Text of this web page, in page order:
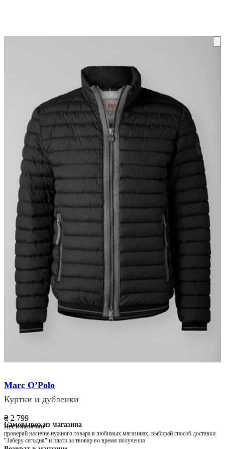
Marc O’Polo
Куртки и дубленки
₴ 2 799
Нет в наличии
Самовывоз из магазина
проверяй наличие нужного товара в любимых магазинах, выбирай способ доставки
"Заберу сегодня" и плати за твовар во время получения